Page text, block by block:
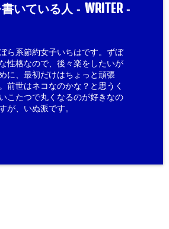
いている人 - WRITER-
ら系節約女子いちはです。ずぼ
性格なので、後々楽をしたいが
に、最初だけはちょっと頑張
前世はネコなのかな？と思うく
こたつで丸くなるのが好きなの
が、いぬ派です。